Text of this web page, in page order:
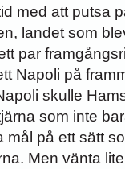
med att putsa
landet som
par
Napoli på
skulle
som inte
på ett sätt
Men vänta